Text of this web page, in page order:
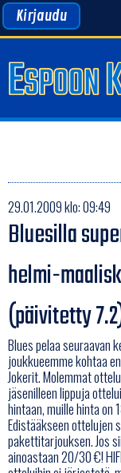
Kirjaudu
29.01.2009 klo: 09:49
Bluesilla
helmi-
(päivitetty
Blues pelaa seuraavan
joukkueemme kohtaa
Jokerit. Molemmat
jäsenilleen lippuja
hintaan, muille hinta on
Edistääkseen ottelujen
pakettitarjouksen. Jos
ainoastaan 20/30 €!